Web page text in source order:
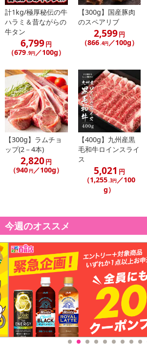
商品到着時点でのお日持ち期間は、配送日数
のでご了承ください。
【キャンセルについて】
※お申込み後のキャンセルはお受けできません
記載されている内容を必ずご確認いただき、
にご納得いただきましたうえでお申し込みく
※パッケージ変更や商品リニューアル（成分
参考の掲載画像や画像内のバーコードなど、
る場合がございます。
また、[新たな加工食品の原料原産地表示制
了により、商品詳細内に記載の原産国・原材
合がございます。
あらかじめご了承いただいた上でお申込みく
によるお申込み後のキャンセル・返品交換は
※送料はお試し費用に含まれております。
ンクまとめて支払い、楽天ペイ、メルペイ、
Payでお支払いの場合、決済のため外部サイト
※予約商品は決済手段ごとに定められた決済
了することがございます。ご了承いただいた
さい。
【配送伝票番号について】
※配送形態がメール便の商品については、商品
伝票番号がマイページに表示されない場合も
【配送日時の指定について】
※配送日時の指定が可能な商品の場合、商品
計1kg/極厚秘伝の牛
ハラミ＆昔ながらの
牛タン
6,799円
（679.9円 ／100g）
【300g】国産豚肉
のスペアリブ
2,599円
（866.4円／100g）
【300g】ラムチョ
ップ(2－4本)
2,820円
（940 円／100g）
【400g】九州産黒
毛和牛ロインスライ
ス
5,021 円
（1,255.3円／100
g）
今週のオススメ